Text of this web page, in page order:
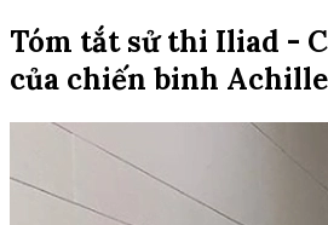
Tóm tắt sử thi Iliad -
của chiến binh